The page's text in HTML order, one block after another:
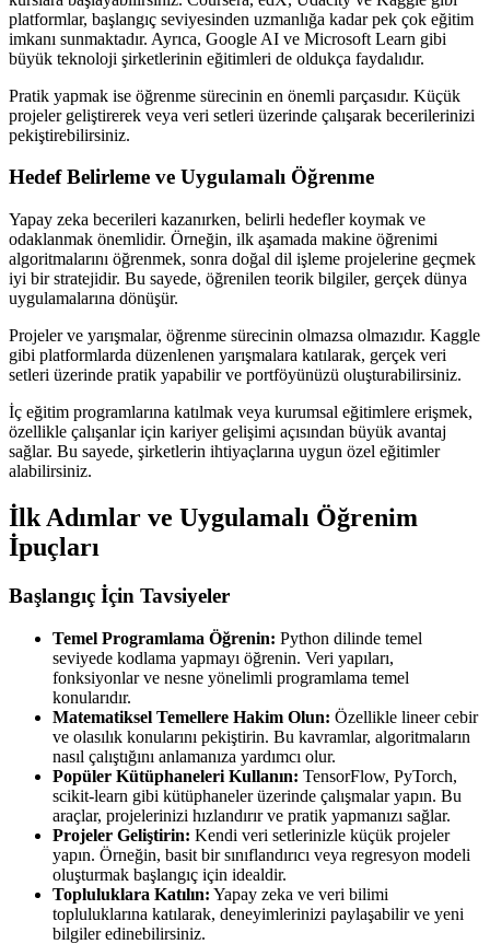
platformlar, başlangıç seviyesinden uzmanlığa kadar pek çok eğitim
imkanı sunmaktadır. Ayrıca, Google AI ve Microsoft Learn gibi
büyük teknoloji şirketlerinin eğitimleri de oldukça faydalıdır.
Pratik yapmak ise öğrenme sürecinin en önemli parçasıdır. Küçük
projeler geliştirerek veya veri setleri üzerinde çalışarak becerilerinizi
pekiştirebilirsiniz.
Hedef Belirleme ve Uygulamalı Öğrenme
Yapay zeka becerileri kazanırken, belirli hedefler koymak ve
odaklanmak önemlidir. Örneğin, ilk aşamada makine öğrenimi
algoritmalarını öğrenmek, sonra doğal dil işleme projelerine geçmek
iyi bir stratejidir. Bu sayede, öğrenilen teorik bilgiler, gerçek dünya
uygulamalarına dönüşür.
Projeler ve yarışmalar, öğrenme sürecinin olmazsa olmazıdır. Kaggle
gibi platformlarda düzenlenen yarışmalara katılarak, gerçek veri
setleri üzerinde pratik yapabilir ve portföyünüzü oluşturabilirsiniz.
İç eğitim programlarına katılmak veya kurumsal eğitimlere erişmek,
özellikle çalışanlar için kariyer gelişimi açısından büyük avantaj
sağlar. Bu sayede, şirketlerin ihtiyaçlarına uygun özel eğitimler
alabilirsiniz.
İlk Adımlar ve Uygulamalı Öğrenim
İpuçları
Başlangıç İçin Tavsiyeler
Temel Programlama Öğrenin: Python dilinde temel
seviyede kodlama yapmayı öğrenin. Veri yapıları,
fonksiyonlar ve nesne yönelimli programlama temel
konularıdır.
Matematiksel Temellere Hakim Olun: Özellikle lineer cebir
ve olasılık konularını pekiştirin. Bu kavramlar, algoritmaların
nasıl çalıştığını anlamanıza yardımcı olur.
Popüler Kütüphaneleri Kullanın: TensorFlow, PyTorch,
scikit-learn gibi kütüphaneler üzerinde çalışmalar yapın. Bu
araçlar, projelerinizi hızlandırır ve pratik yapmanızı sağlar.
Projeler Geliştirin: Kendi veri setlerinizle küçük projeler
yapın. Örneğin, basit bir sınıflandırıcı veya regresyon modeli
oluşturmak başlangıç için idealdir.
Topluluklara Katılın: Yapay zeka ve veri bilimi
topluluklarına katılarak, deneyimlerinizi paylaşabilir ve yeni
bilgiler edinebilirsiniz.